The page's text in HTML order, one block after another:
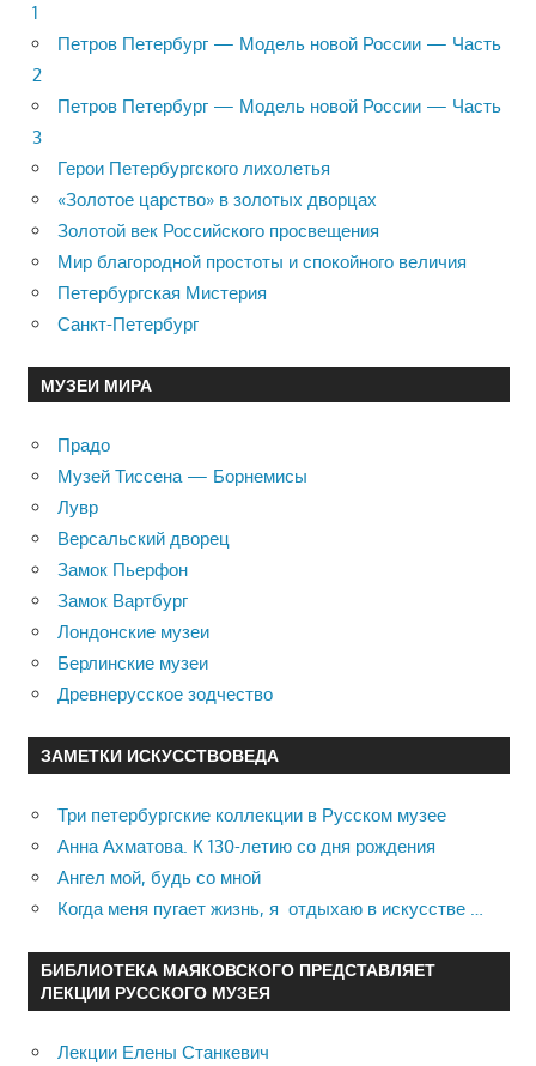
1
Петров Петербург — Модель новой России — Часть
2
Петров Петербург — Модель новой России — Часть
3
Герои Петербургского лихолетья
«Золотое царство» в золотых дворцах
Золотой век Российского просвещения
Мир благородной простоты и спокойного величия
Петербургская Мистерия
Санкт-Петербург
МУЗЕИ МИРА
Прадо
Музей Тиссена — Борнемисы
Лувр
Версальский дворец
Замок Пьерфон
Замок Вартбург
Лондонские музеи
Берлинские музеи
Древнерусское зодчество
ЗАМЕТКИ ИСКУССТВОВЕДА
Три петербургские коллекции в Русском музее
Анна Ахматова. К 130-летию со дня рождения
Ангел мой, будь со мной
Когда меня пугает жизнь, я отдыхаю в искусстве …
БИБЛИОТЕКА МАЯКОВСКОГО ПРЕДСТАВЛЯЕТ
ЛЕКЦИИ РУССКОГО МУЗЕЯ
Лекции Елены Станкевич